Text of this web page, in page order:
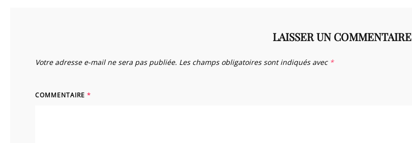
LAISSER UN COMMENTAIRE
Votre adresse e-mail ne sera pas publiée. Les champs obligatoires sont indiqués avec *
COMMENTAIRE *